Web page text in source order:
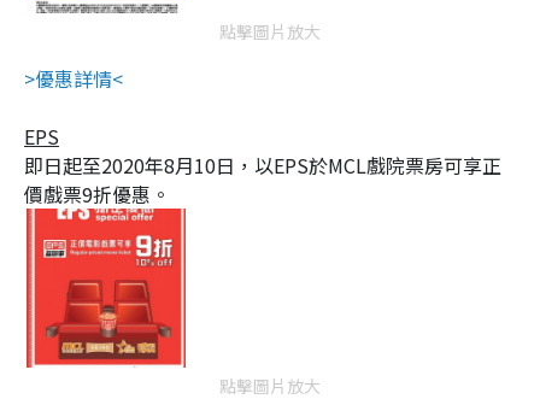
點擊圖片放大
>優惠詳情<
EPS
即日起至2020年8月10日，以EPS於MCL戲院票房可享正
價戲票9折優惠。
點擊圖片放大